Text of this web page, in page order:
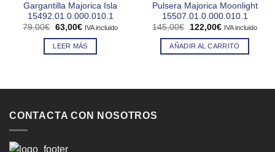
Gargantilla Majorica Isla
15492.01.0.000.010.1
79,00€ El
original
era:
63,00€El
actual
es:
IVA incluido
LEER MÁS
Pulsera Majorica Moonlight
15507.01.0.000.010.1
145,00€
El
original
era:
122,00€El
actual
es:
IVA incluido
AÑADIR AL CARRITO
CONTACTA CON NOSOTROS